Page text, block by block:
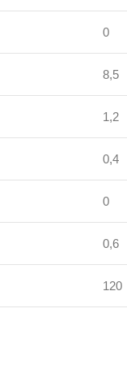
0
8,5
1,2
0,4
0
0,6
120